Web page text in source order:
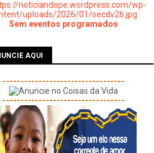
Sem eventos programados
AQUI
----------------------------------
----------------------------------